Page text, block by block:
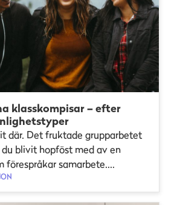
klasskompisar – efter
där. Det fruktade grupparbetet
du blivit hopföst med av en
förespråkar samarbete....